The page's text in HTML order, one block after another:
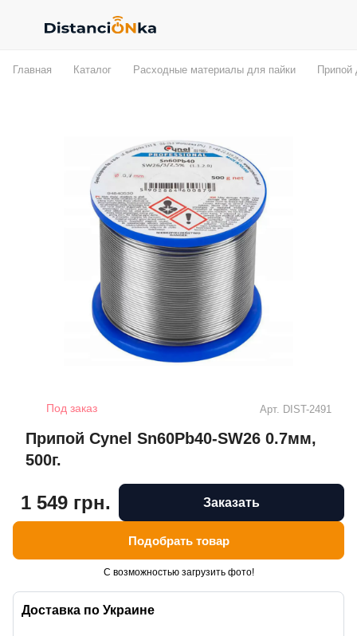
Главная Каталог Расходные материалы для пайки Припой
Под заказ Арт. DIST-2491
Припой Cynel Sn60Pb40-SW26 0.7мм,
500г.
Доставка по Украине
1 549 грн. Заказать
Подобрать товар
С возможностью загрузить фото!